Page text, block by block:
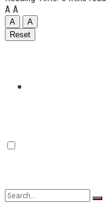
Quilmes
A A
A
A
Reset